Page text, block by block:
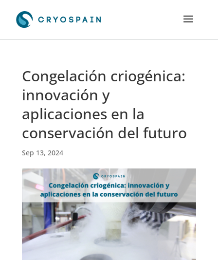
Congelación criogénica:
innovación y
aplicaciones en la
conservación del futuro
Sep 13, 2024